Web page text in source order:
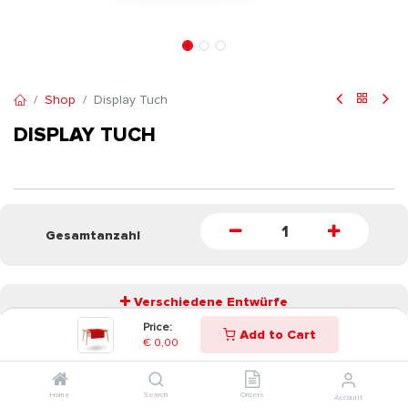
Price:
€ 0,00 Add to Cart
Home Search Orders Account
Shop Display Tuch
DISPLAY TUCH
Gesamtanzahl
Verschiedene Entwürfe
START